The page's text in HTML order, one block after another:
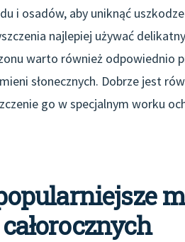
i osadów, aby uniknąć
najlepiej używać
warto również odpowiednio
słonecznych. Dobrze jest
go w specjalnym worku